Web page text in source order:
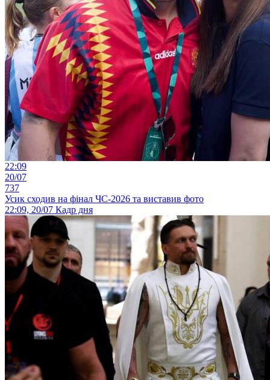
22:09
20/07
737
Усик сходив на фінал ЧС-2026 та виставив фото
22:09, 20/07 Кадр дня